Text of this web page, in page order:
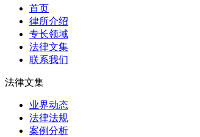
首页
律所介绍
专长领域
法律文集
联系我们
法律文集
业界动态
法律法规
案例分析